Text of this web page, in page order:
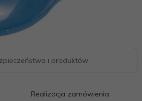
i produktów
Realizacja zamówienia: